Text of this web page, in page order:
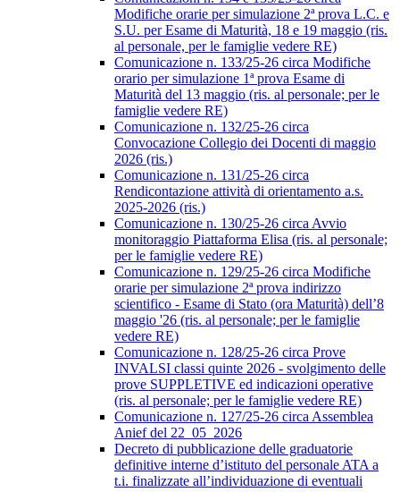
Modifiche orarie per simulazione 2ª prova L.C. e
S.U. per Esame di Maturità, 18 e 19 maggio (ris.
al personale, per le famiglie vedere RE)
Comunicazione n. 133/25-26 circa Modifiche
orario per simulazione 1ª prova Esame di
Maturità del 13 maggio (ris. al personale; per le
famiglie vedere RE)
Comunicazione n. 132/25-26 circa
Convocazione Collegio dei Docenti di maggio
2026 (ris.)
Comunicazione n. 131/25-26 circa
Rendicontazione attività di orientamento a.s.
2025-2026 (ris.)
Comunicazione n. 130/25-26 circa Avvio
monitoraggio Piattaforma Elisa (ris. al personale;
per le famiglie vedere RE)
Comunicazione n. 129/25-26 circa Modifiche
orarie per simulazione 2ª prova indirizzo
scientifico - Esame di Stato (ora Maturità) dell’8
maggio '26 (ris. al personale; per le famiglie
vedere RE)
Comunicazione n. 128/25-26 circa Prove
INVALSI classi quinte 2026 - svolgimento delle
prove SUPPLETIVE ed indicazioni operative
(ris. al personale; per le famiglie vedere RE)
Comunicazione n. 127/25-26 circa Assemblea
Anief del 22_05_2026
Decreto di pubblicazione delle graduatorie
definitive interne d’istituto del personale ATA a
t.i. finalizzate all’individuazione di eventuali